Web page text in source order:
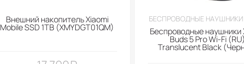
Внешний накопитель Xiaomi
Mobile SSD 1TB (XMYDGT01QM)
БЕСПРОВОДНЫЕ НАУШНИКИ
Беспроводные наушники
Buds 5 Pro Wi-Fi
Translucent Black